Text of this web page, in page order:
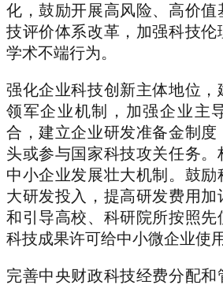
化，鼓励开展高风险、高价值
技评价体系改革，加强科技伦
学术不端行为。
强化企业科技创新主体地位，
领军企业机制，加强企业主
合，建立企业研发准备金制度
头或参与国家科技攻关任务
中小企业发展壮大机制。鼓励
大研发投入，提高研发费用加
和引导高校、科研院所按照先
科技成果许可给中小微企业使用
完善中央财政科技经费分配和